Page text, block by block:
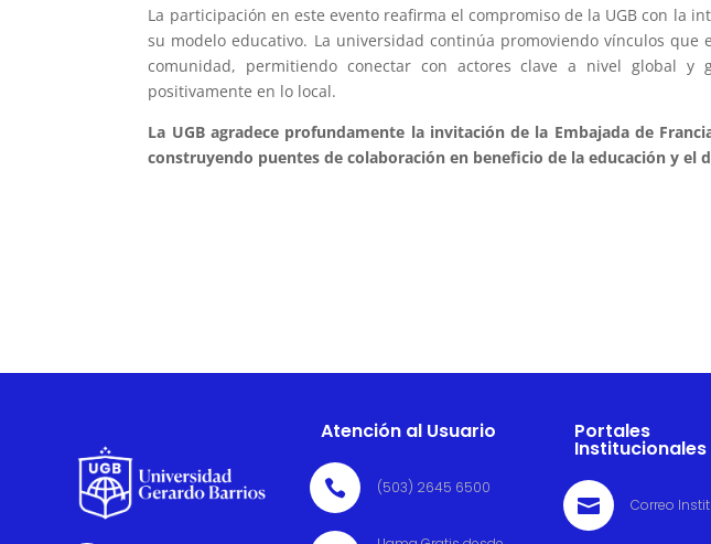
La participación en este evento reafirma el compromiso de la UGB con la
su modelo educativo. La universidad continúa promoviendo vínculos que
comunidad, permitiendo conectar con actores clave a nivel global y
positivamente en lo local.
La UGB agradece profundamente la invitación de la Embajada de
construyendo puentes de colaboración en beneficio de la educación y el
Atención al Usuario
 (503) 2645 6500
Portales
Institucionales
 Correo